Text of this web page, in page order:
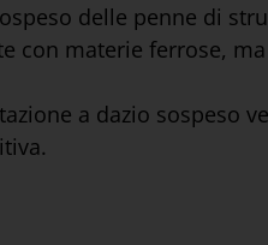
delle penne di
con materie ferrose,
a dazio sospeso